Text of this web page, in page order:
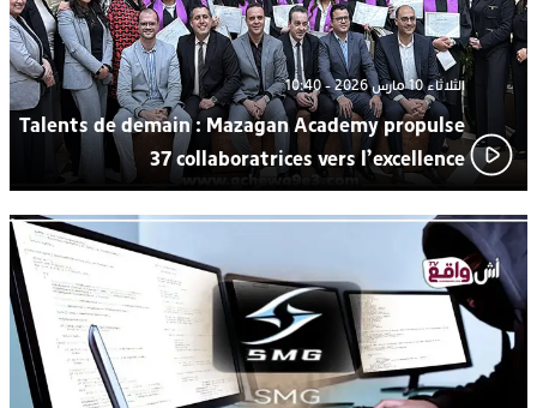
الثلاثاء 10 مارس 2026 - 10:40
Talents de demain : Mazagan Academy propulse
37 collaboratrices vers l’excellence